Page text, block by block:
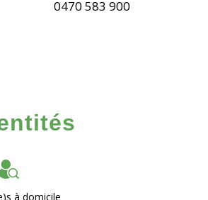
0470 583 900
à domicile